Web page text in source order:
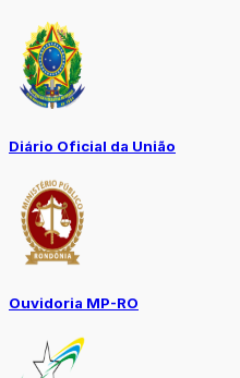
Diário Oficial da União
Ouvidoria MP-RO